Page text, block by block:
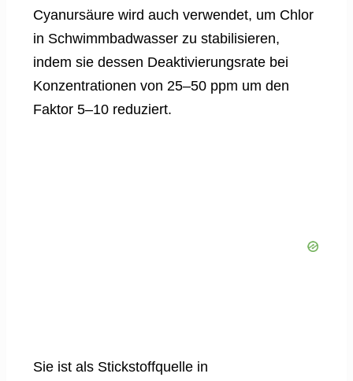
Cyanursäure wird auch verwendet, um Chlor
in Schwimmbadwasser zu stabilisieren,
indem sie dessen Deaktivierungsrate bei
Konzentrationen von 25–50 ppm um den
Faktor 5–10 reduziert.
Sie ist als Stickstoffquelle in